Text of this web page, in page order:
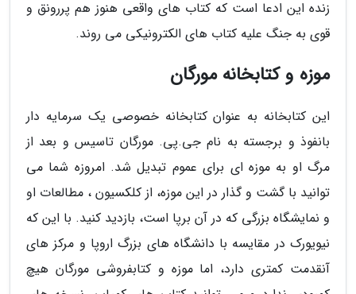
زنده این ادعا است که کتاب های واقعی هنوز هم پررونق و
قوی به جنگ علیه کتاب های الکترونیکی می روند.
موزه و کتابخانه مورگان
این کتابخانه به عنوان کتابخانه خصوصی یک سرمایه دار
بانفوذ و برجسته به نام جی.پی. مورگان تاسیس و بعد از
مرگ او به موزه ای برای عموم تبدیل شد. امروزه شما می
توانید با گشت و گذار در این موزه، از کلکسیون ، مطالعات او
و نمایشگاه بزرگی که در آن برپا است، بازدید کنید. با این که
نیویورک در مقایسه با دانشگاه های بزرگ اروپا و مرکز های
آنقدمت کمتری دارد، اما موزه و کتابفروشی مورگان هیچ